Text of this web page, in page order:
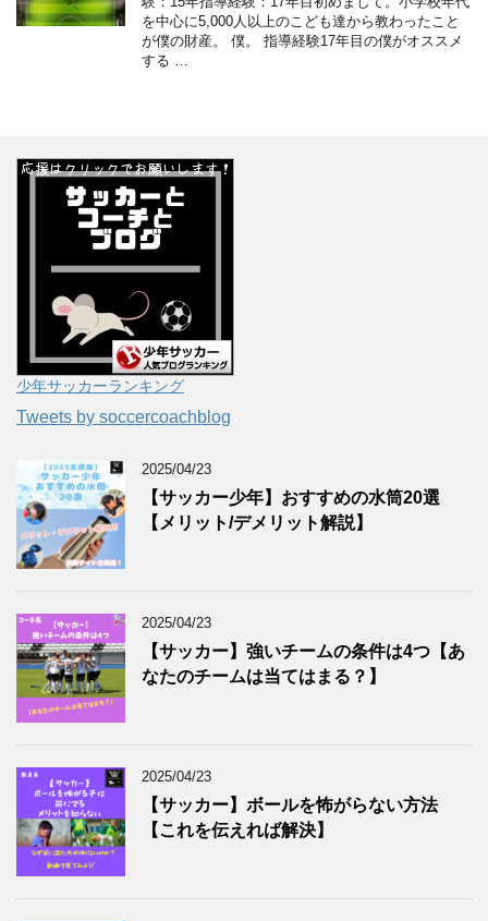
を中心に5,000人以上のこども達から教わったこと
が僕の財産。 僕。 指導経験17年目の僕がオススメ
する …
少年サッカーランキング
Tweets by soccercoachblog
2025/04/23
【サッカー少年】おすすめの水筒20選
【メリット/デメリット解説】
2025/04/23
【サッカー】強いチームの条件は4つ【あ
なたのチームは当てはまる？】
2025/04/23
【サッカー】ボールを怖がらない方法
【これを伝えれば解決】